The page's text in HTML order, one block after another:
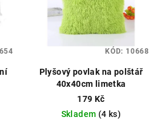
Plyšový povlak na polštář
40x40cm limetka
179 Kč
Skladem (4 ks)
KÓD: 10668